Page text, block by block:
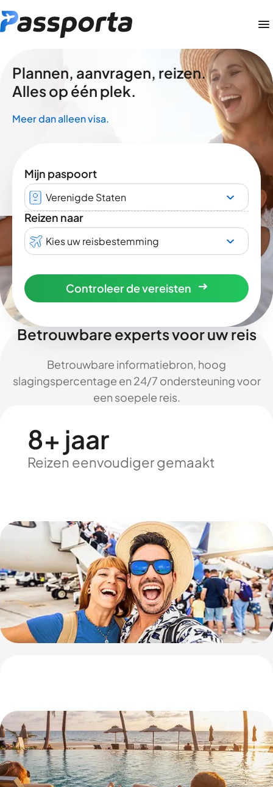
Plannen, aanvragen, reizen.
Alles op één plek.
Meer dan alleen visa.
Mijn paspoort
Verenigde Staten
Reizen naar
Kies uw reisbestemming
Controleer de vereisten
Betrouwbare experts voor uw reis
Betrouwbare informatiebron, hoog
slagingspercentage en 24/7 ondersteuning voor
een soepele reis.
8+ jaar
Reizen eenvoudiger gemaakt